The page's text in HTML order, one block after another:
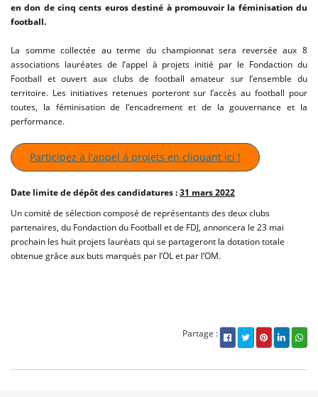
en don de cinq cents euros destiné à promouvoir la féminisation du
football.
La somme collectée au terme du championnat sera reversée aux 8
associations lauréates de l’appel à projets initié par le Fondaction du
Football et ouvert aux clubs de football amateur sur l’ensemble du
territoire. Les initiatives retenues porteront sur l’accès au football pour
toutes, la féminisation de l’encadrement et de la gouvernance et la
performance.
Participez à l'appel à projets en cliquant ici !
Date limite de dépôt des candidatures :31 mars 2022
Un comité de sélection composé de représentants des deux clubs
partenaires, du Fondaction du Football et de FDJ, annoncera le 23 mai
prochain les huit projets lauréats qui se partageront la dotation totale
obtenue grâce aux buts marqués par l’OL et par l’OM.
Partage :